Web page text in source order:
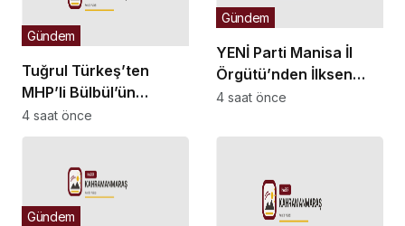
Tuğrul Türkeş’ten
MHP’li Bülbül’ün
Ayyüce Türkeş Taş’a
yönelik tavrına tepki:
buluyorum
Gündem
4 saat önce
YENİ Parti Manisa İl
Örgütü’nden İlksen
Özalper’in
“Yanlış şehri seçtiniz”
Gündem
4 saat önce
Gündem